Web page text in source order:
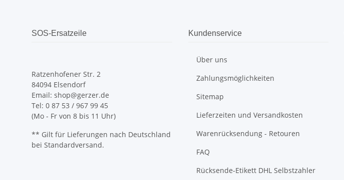
SOS-Ersatzeile
Ratzenhofener Str. 2
84094 Elsendorf
Email: shop@gerzer.de
Tel: 0 87 53 / 967 99 45
(Mo - Fr von 8 bis 11 Uhr)
** Gilt für Lieferungen nach Deutschland
bei Standardversand.
Kundenservice
Über uns
Zahlungsmöglichkeiten
Sitemap
Lieferzeiten und Versandkosten
Warenrücksendung - Retouren
FAQ
Rücksende-Etikett DHL Selbstzahler